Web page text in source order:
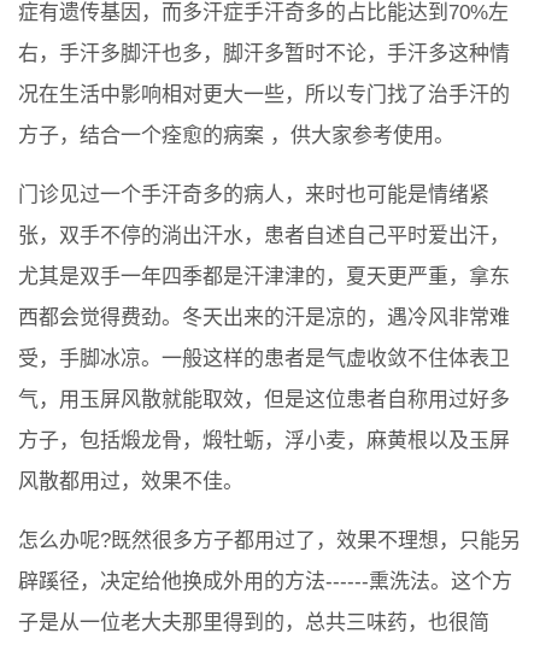
症有遗传基因，而多汗症手汗奇多的占比能达到70%左
右，手汗多脚汗也多，脚汗多暂时不论，手汗多这种情
况在生活中影响相对更大一些，所以专门找了治手汗的
方子，结合一个痊愈的病案 ，供大家参考使用。
门诊见过一个手汗奇多的病人，来时也可能是情绪紧
张，双手不停的淌出汗水，患者自述自己平时爱出汗，
尤其是双手一年四季都是汗津津的，夏天更严重，拿东
西都会觉得费劲。冬天出来的汗是凉的，遇冷风非常难
受，手脚冰凉。一般这样的患者是气虚收敛不住体表卫
气，用玉屏风散就能取效，但是这位患者自称用过好多
方子，包括煅龙骨，煅牡蛎，浮小麦，麻黄根以及玉屏
风散都用过，效果不佳。
怎么办呢?既然很多方子都用过了，效果不理想，只能另
辟蹊径，决定给他换成外用的方法------熏洗法。这个方
子是从一位老大夫那里得到的，总共三味药，也很简